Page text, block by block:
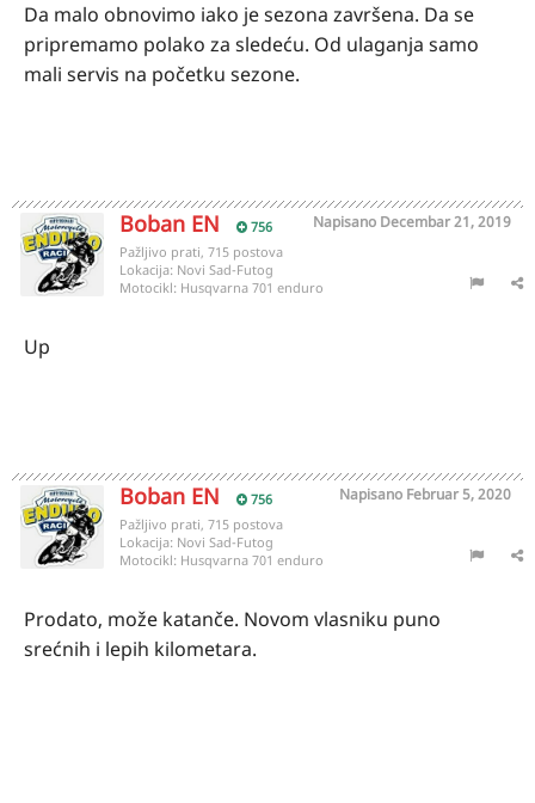
Da malo obnovimo iako je sezona završena. Da se
pripremamo polako za sledeću. Od ulaganja samo
mali servis na početku sezone.
Boban EN 756 Napisano Decembar 21, 2019
Pažljivo prati, 715 postova
Lokacija: Novi Sad-Futog
Motocikl: Husqvarna 701 enduro
Up
Boban EN 756 Napisano Februar 5, 2020
Pažljivo prati, 715 postova
Lokacija: Novi Sad-Futog
Motocikl: Husqvarna 701 enduro
Prodato, može katanče. Novom vlasniku puno
srećnih i lepih kilometara.